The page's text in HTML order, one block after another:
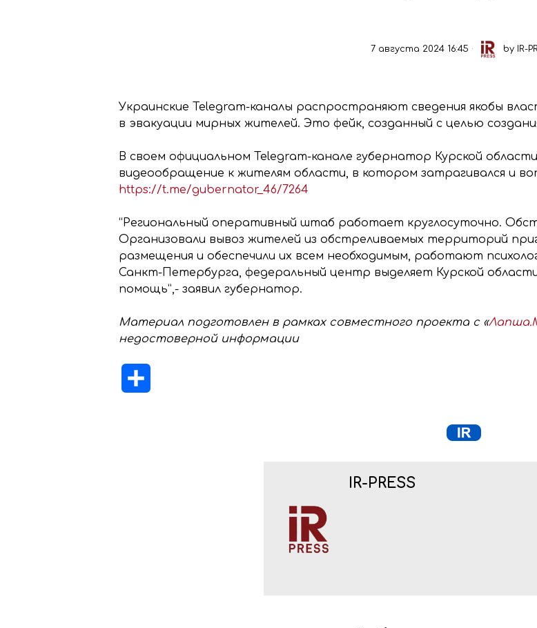
7 августа 2024 16:45 by IR-
Украинские Telegram-каналы распространяют сведения якобы
в эвакуации мирных жителей. Это фейк, созданный с целью
В своем официальном Telegram-канале губернатор Курской
видеообращение к жителям области, в котором затрагивался и
https://t.me/gubernator_46/7264
“Региональный оперативный штаб работает круглосуточно.
Организовали вывоз жителей из обстреливаемых территорий
размещения и обеспечили их всем необходимым, работают
Санкт-Петербурга, федеральный центр выделяет Курской
помощь”,- заявил губернатор.
Материал подготовлен в рамках совместного проекта с «
недостоверной информации
IR-PRESS